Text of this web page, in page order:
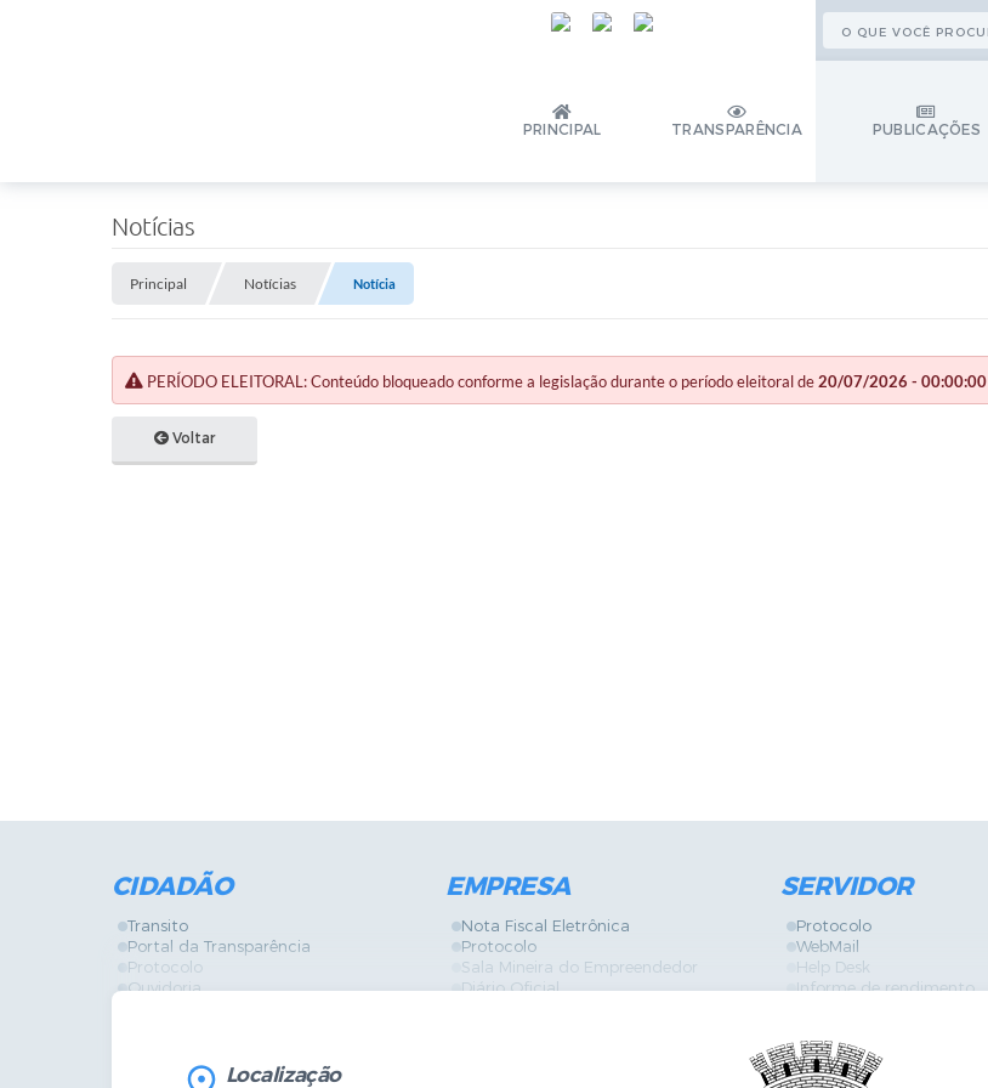
PRINCIPAL TRANSPARÊNCIA PUBLICAÇÕES
Notícias
Principal Notícias Notícia
PERÍODO ELEITORAL: Conteúdo bloqueado conforme a legislação durante o período eleitoral de20/07/2026 - 00:00:00
Voltar
CIDADÃO
Transito
Portal da Transparência
Protocolo
Ouvidoria
Legislação
EMPRESA
Nota Fiscal Eletrônica
Protocolo
Sala Mineira do Empreendedor
Diário Oficial
SERVIDOR
Protocolo
WebMail
Help Desk
Informe de rendimento
GPI
Diário Oficial
Localização